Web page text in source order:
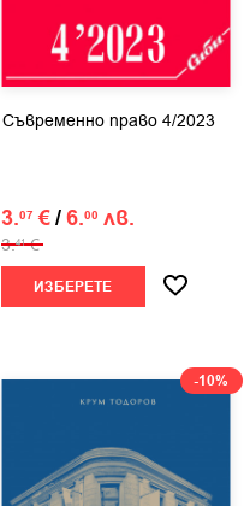
Съвременно право 4/2023
3.07 €/6.00 лв.
3.41 €
ИЗБЕРЕТЕ
-10%